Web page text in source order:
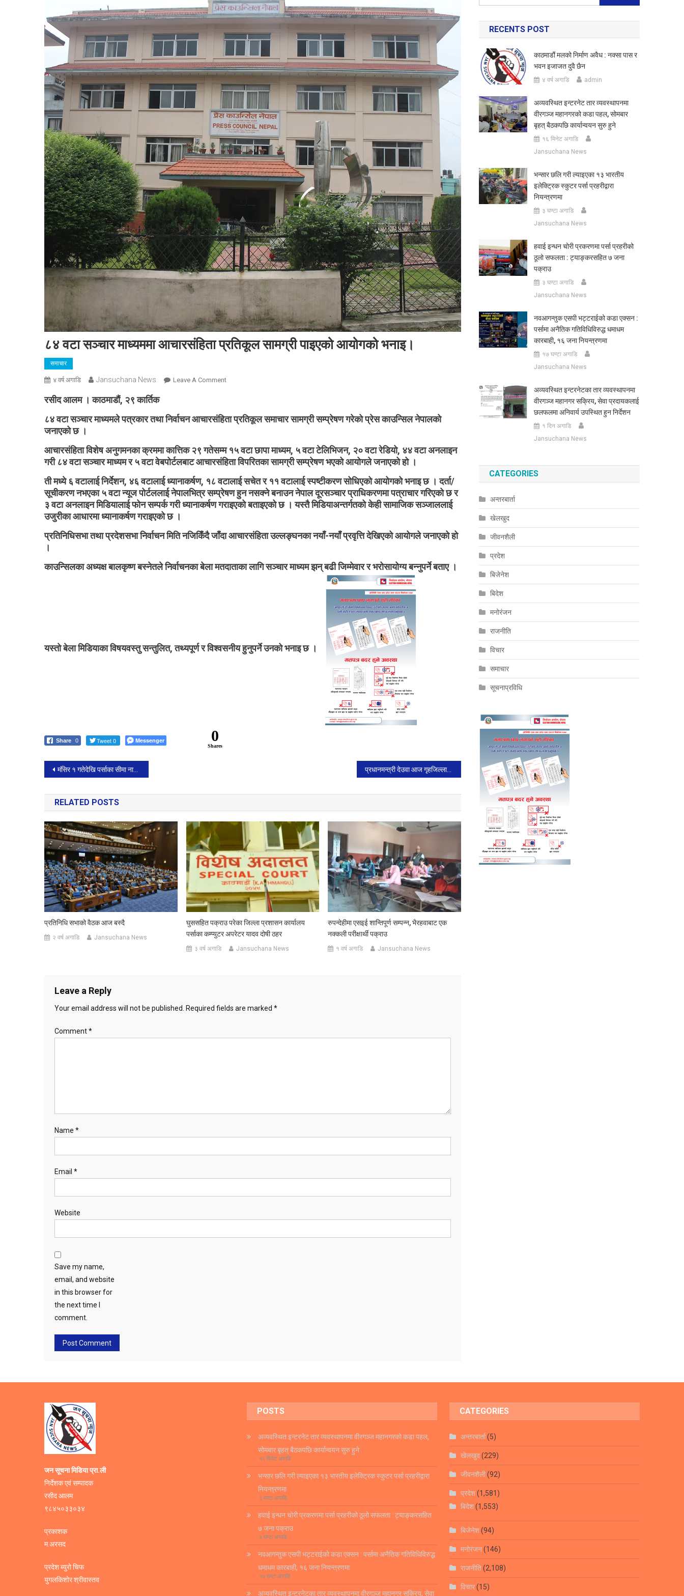
८४ वटा सञ्चार माध्यममा आचारसंहिता प्रतिकूल सामग्री पाइएको आयोगको भनाइ।
समाचार
४ वर्ष अगाडि Jansuchana News Leave A CommentOn
सञ्चार
माध्यममा
प्रतिकूल
सामग्री
आयोगको
भनाइ।
रसीद आलम । काठमाडौं, २९ कार्तिक
८४ वटा सञ्चार माध्यमले पत्रकार तथा निर्वाचन आचारसंहिता प्रतिकूल समाचार सामग्री सम्प्रेषण गरेको प्रेस काउन्सिल नेपालको
जनाएको छ ।
आचारसंहिता विशेष अनुगमनका क्रममा कात्तिक २९ गतेसम्म १५ वटा छापा माध्यम, ५ वटा टेलिभिजन, २० वटा रेडियो, ४४ वटा अनलाइन
गरी ८४ वटा सञ्चार माध्यम र ५ वटा वेबपोर्टलबाट आचारसंहिता विपरितका सामग्री सम्प्रेषण भएको आयोगले जनाएको हो ।
ती मध्ये ६ वटालाई निर्देशन, ४६ वटालाई ध्यानाकर्षण, १८ वटालाई सचेत र ११ वटालाई स्पष्टीकरण सोधिएको आयोगको भनाइ छ । दर्ता/
सूचीकरण नभएका ५ वटा न्यूज पोर्टललाई नेपालभित्र सम्प्रेषण हुन नसक्ने बनाउन नेपाल दूरसञ्चार प्राधिकरणमा पत्राचार गरिएको छ र
३ वटा अनलाइन मिडियालाई फोन सम्पर्क गरी ध्यानाकर्षण गराइएको बताइएको छ । यस्तै मिडियाअन्तर्गतको केही सामाजिक सञ्जाललाई
उजुरीका आधारमा ध्यानाकर्षण गराइएको छ ।
प्रतिनिधिसभा तथा प्रदेशसभा निर्वाचन मिति नजिकिँदै जाँदा आचारसंहिता उल्लङ्घनका नयाँ-नयाँ प्रवृत्ति देखिएको आयोगले जनाएको हो
।
काउन्सिलका अध्यक्ष बालकृष्ण बस्नेतले निर्वाचनका बेला मतदाताका लागि सञ्चार माध्यम झन् बढी जिम्मेवार र भरोसायोग्य बन्नुपर्ने बताए ।
यस्तो बेला मिडियाका विषयवस्तु सन्तुलित, तथ्यपूर्ण र विश्वसनीय हुनुपर्ने उनको भनाइ छ ।
Share 0 Tweet 0 Messenger 0
Shares
Post
navigation
मंसिर १ गतेदेखि पर्साका सीमा नाका बन्द हुने। प्रधानमन्त्री देउवा आज गृहजिल्ला डडेल्धुरा जाँदै।
RELATED POSTS
प्रतिनिधि सभाको वैठक आज बस्दै
२ वर्ष अगाडि Jansuchana News
घुससहित पक्राउ परेका जिल्ला प्रशासन कार्यालय
पर्साका कम्प्युटर अपरेटर यादव दोषी ठहर
३ वर्ष अगाडि Jansuchana News
रुपन्देहीमा एसइई शान्तिपूर्ण सम्पन्न, भैरहवाबाट एक
नक्कली परीक्षार्थी पक्राउ
१ वर्ष अगाडि Jansuchana News
Leave a Reply
Your email address will not be published. Required fields are marked *
Comment*
Name *
Email *
Website
Save my name,
email, and website
in this browser for
the next time I
comment.
for:
RECENTS POST
काठमाडौं मलको निर्माण अवैध : नक्सा पास र
भवन इजाजत दुवै छैन
४ वर्ष अगाडि admin
अव्यवस्थित इन्टरनेट तार व्यवस्थापनमा
वीरगञ्ज महानगरको कडा पहल, सोमबार
बृहत् बैठकपछि कार्यान्वयन सुरु हुने
१६ मिनेट अगाडि
Jansuchana News
भन्सार छलि गरी ल्याइएका १३ भारतीय
इलेक्ट्रिक स्कुटर पर्सा प्रहरीद्वारा
नियन्त्रणमा
३ घण्टा अगाडि
Jansuchana News
हवाई इन्धन चोरी प्रकरणमा पर्सा प्रहरीको
ठूलो सफलता : ट्याङ्करसहित ७ जना
पक्राउ
३ घण्टा अगाडि
Jansuchana News
नवआगन्तुक एसपी भट्टराईको कडा एक्सन :
पर्सामा अनैतिक गतिविधिविरुद्ध धमाधम
कारबाही, १६ जना नियन्त्रणमा
१७ घण्टा अगाडि
Jansuchana News
अव्यवस्थित इन्टरनेटका तार व्यवस्थापनमा
वीरगञ्ज महानगर सक्रिय, सेवा प्रदायकलाई
छलफलमा अनिवार्य उपस्थित हुन निर्देशन
१ दिन अगाडि
Jansuchana News
CATEGORIES
अन्तरबार्ता
खेलखुद
जीवनशैली
प्रदेश
बिजेनेश
बिदेश
मनोरंजन
राजनीति
विचार
समाचार
सूचनाप्रविधि
जन सूचना मिडिया प्रा.ली
निर्देशक एवं सम्पादक
रसीद आलम
९८४५०३३०३४
प्रकाशक
म.अरसद
प्रदेश ब्युरो चिफ
युगलकिशोर श्रीवास्तव
POSTS
अव्यवस्थित इन्टरनेट तार व्यवस्थापनमा वीरगञ्ज महानगरको कडा पहल,
सोमबार बृहत् बैठकपछि कार्यान्वयन सुरु हुने
१६ मिनेट अगाडि
भन्सार छलि गरी ल्याइएका १३ भारतीय इलेक्ट्रिक स्कुटर पर्सा प्रहरीद्वारा
नियन्त्रणमा
३ घण्टा अगाडि
हवाई इन्धन चोरी प्रकरणमा पर्सा प्रहरीको ठूलो सफलता : ट्याङ्करसहित
७ जना पक्राउ
३ घण्टा अगाडि
नवआगन्तुक एसपी भट्टराईको कडा एक्सन : पर्सामा अनैतिक गतिविधिविरुद्ध
धमाधम कारबाही, १६ जना नियन्त्रणमा
१७ घण्टा अगाडि
अव्यवस्थित इन्टरनेटका तार व्यवस्थापनमा वीरगञ्ज महानगर सक्रिय, सेवा
CATEGORIES
अन्तरबार्ता(5)
खेलखुद(229)
जीवनशैली(92)
प्रदेश(1,581)
बिदेश(1,553)
बिजेनेश(94)
मनोरंजन(146)
राजनीति(2,108)
विचार(15)